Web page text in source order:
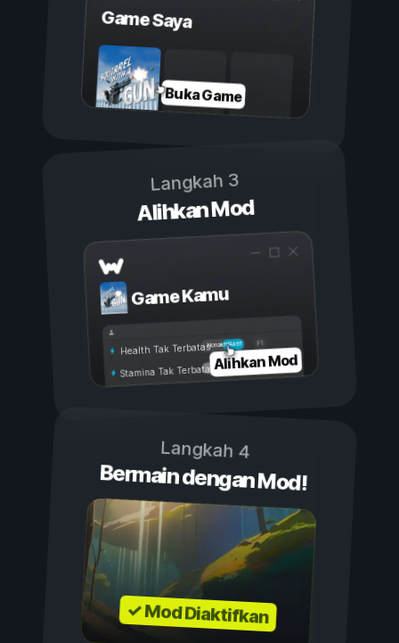
Game Saya
Buka Game
Langkah 3
Alihkan Mod
Game Kamu
Aktif
Nonaktif
Health Tak Terbatas
Stamina Tak TerbatasAlihkan Mod
Langkah 4
Bermain dengan Mod!
✓ Mod Diaktifkan